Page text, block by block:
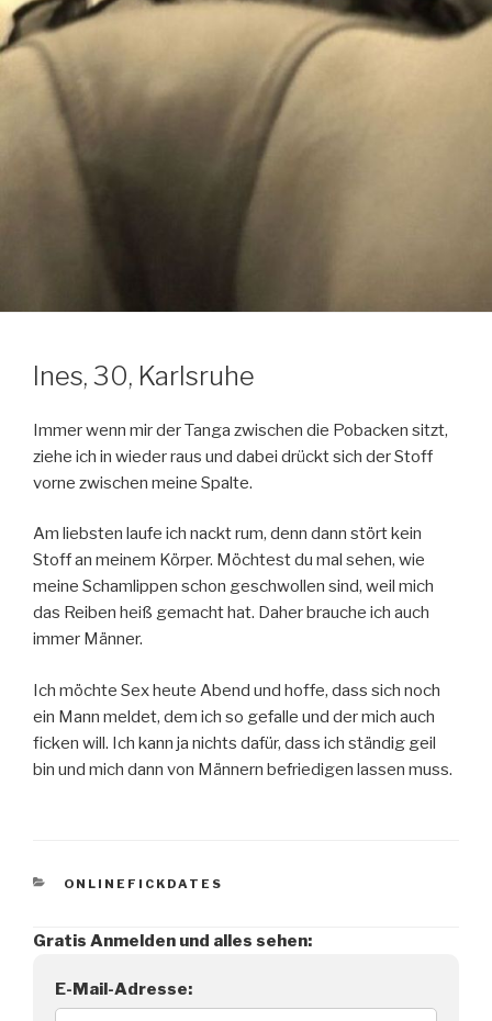
Ines, 30, Karlsruhe
Immer wenn mir der Tanga zwischen die Pobacken sitzt,
ziehe ich in wieder raus und dabei drückt sich der Stoff
vorne zwischen meine Spalte.
Am liebsten laufe ich nackt rum, denn dann stört kein
Stoff an meinem Körper. Möchtest du mal sehen, wie
meine Schamlippen schon geschwollen sind, weil mich
das Reiben heiß gemacht hat. Daher brauche ich auch
immer Männer.
Ich möchte Sex heute Abend und hoffe, dass sich noch
ein Mann meldet, dem ich so gefalle und der mich auch
ficken will. Ich kann ja nichts dafür, dass ich ständig geil
bin und mich dann von Männern befriedigen lassen muss.
KATEGORIEN
ONLINEFICKDATES
Gratis Anmelden und alles sehen:
E-Mail-Adresse: